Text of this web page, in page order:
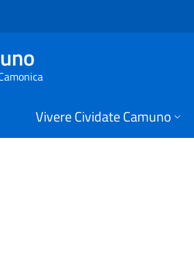
Camuno
Vivere Cividate Camuno